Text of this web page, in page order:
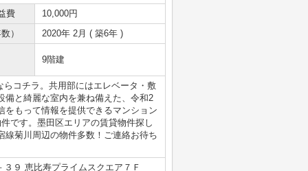
費
10,000円
）
2020年 2月 ( 築6年 )
9階建
コチラ。共用部にはエレベータ・敷
備と綺麗な室内を兼ね備えた、令和2
もって情報を提供できるマンション
です。墨田区エリアの賃貸物件探し
菊川周辺の物件多数！ご連絡お待ち
９ 恵比寿プライムスクエア７Ｆ